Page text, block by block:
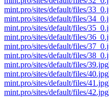
mint.pro/sites/default/files/
mint.pro/sites/default/files/
mint.pro/sites/default/files/
mint.pro/sites/default/files/
mint.pro/sites/default/files/
mint.pro/sites/default/files/
mint.pro/sites/default/files/39.jpg
mint.pro/sites/default/files/40.jpg
mint.pro/sites/default/files/41.jpg
mint.pro/sites/default/files/42.jpg